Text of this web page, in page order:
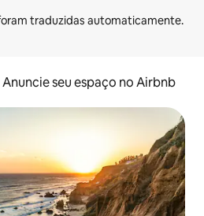
Anuncie seu espaço no Airbnb